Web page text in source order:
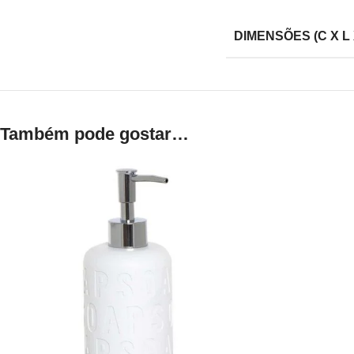
DIMENSÕES (C X L
Também pode gostar…